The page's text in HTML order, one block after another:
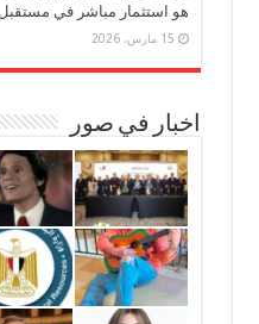
هو استثمار مباشر في مستقبل
15 مارس، 2026
اخبار في صور